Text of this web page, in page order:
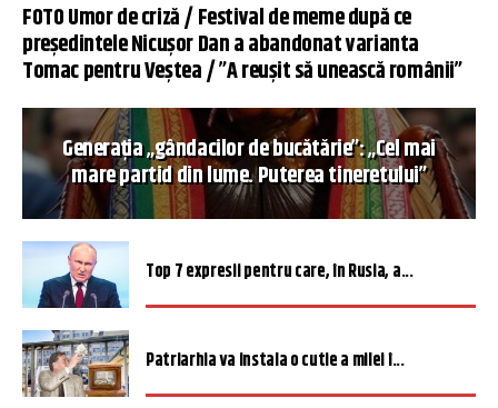
FOTO Umor de criză / Festival de meme după ce
președintele Nicușor Dan a abandonat varianta
Tomac pentru Veștea / ”A reușit să unească românii”
Generația „gândacilor de bucătărie”: „Cel mai
mare partid din lume. Puterea tineretului”
Top 7 expresii pentru care, în Rusia, a...
Patriarhia va instala o cutie a milei î...